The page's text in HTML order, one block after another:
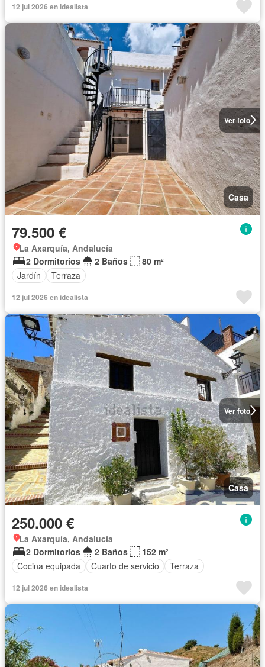
12 jul 2026 en idealista
Ver foto
Casa
79.500 €
La Axarquía, Andalucía
2 Dormitorios
2 Baños
80 m²
Jardín
Terraza
12 jul 2026 en idealista
Ver foto
Casa
250.000 €
La Axarquía, Andalucía
2 Dormitorios
2 Baños
152 m²
Cocina equipada
Cuarto de servicio Terraza
12 jul 2026 en idealista